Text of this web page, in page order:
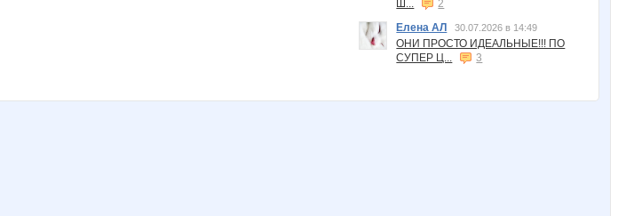
Ш...
2
Елена АЛ
30.07.2026 в 14:49
ОНИ ПРОСТО ИДЕАЛЬНЫЕ!!! ПО
СУПЕР Ц...
3